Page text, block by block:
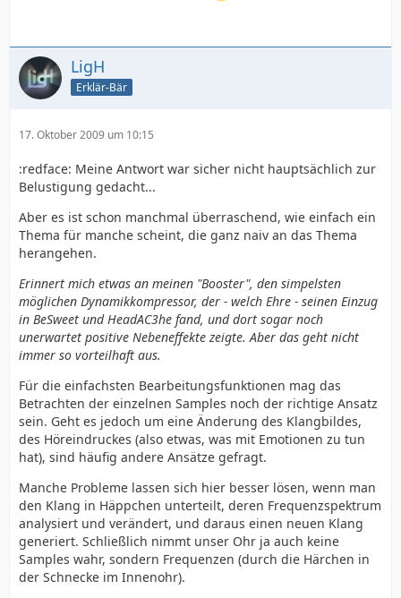
LigH
Erklär-Bär
17. Oktober 2009 um 10:15
:redface: Meine Antwort war sicher nicht hauptsächlich zur
Belustigung gedacht...
Aber es ist schon manchmal überraschend, wie einfach ein
Thema für manche scheint, die ganz naiv an das Thema
herangehen.
Erinnert mich etwas an meinen "Booster", den simpelsten
möglichen Dynamikkompressor, der - welch Ehre - seinen Einzug
in BeSweet und HeadAC3he fand, und dort sogar noch
unerwartet positive Nebeneffekte zeigte. Aber das geht nicht
immer so vorteilhaft aus.
Für die einfachsten Bearbeitungsfunktionen mag das
Betrachten der einzelnen Samples noch der richtige Ansatz
sein. Geht es jedoch um eine Änderung des Klangbildes,
des Höreindruckes (also etwas, was mit Emotionen zu tun
hat), sind häufig andere Ansätze gefragt.
Manche Probleme lassen sich hier besser lösen, wenn man
den Klang in Häppchen unterteilt, deren Frequenzspektrum
analysiert und verändert, und daraus einen neuen Klang
generiert. Schließlich nimmt unser Ohr ja auch keine
Samples wahr, sondern Frequenzen (durch die Härchen in
der Schnecke im Innenohr).